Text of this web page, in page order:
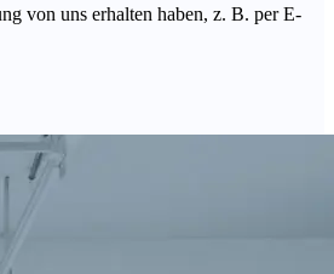
von uns erhalten haben, z. B. per E-